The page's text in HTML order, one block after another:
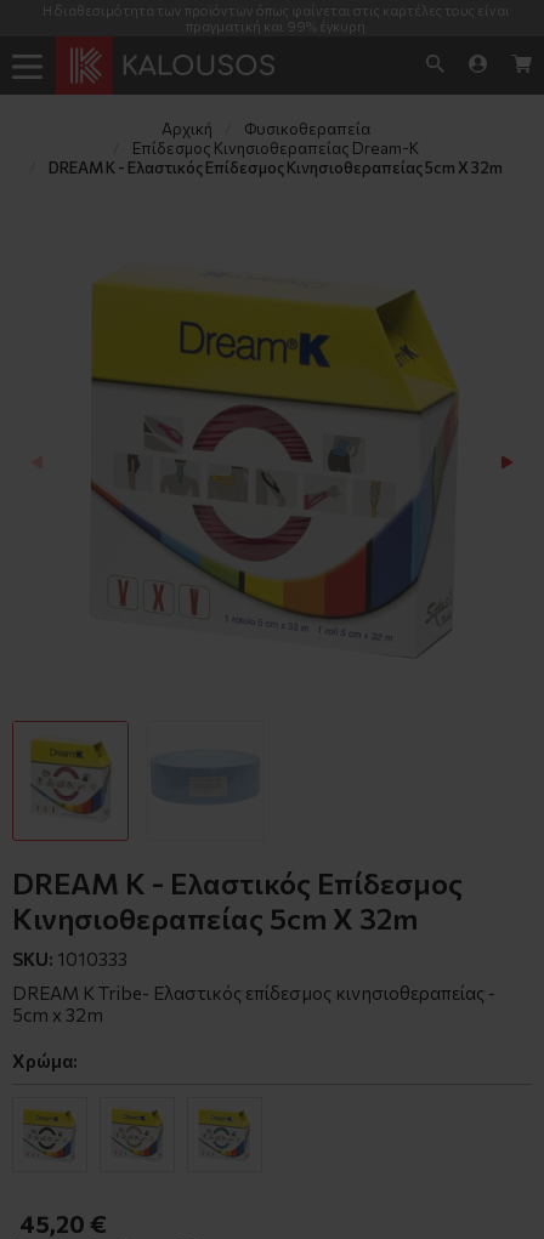
Η διαθεσιμότητα των προϊόντων όπως φαίνεται στις καρτέλες τους είναι
πραγματική και 99% έγκυρη
Αρχική
Φυσικοθεραπεία
Επίδεσμος Κινησιοθεραπείας Dream-K
DREAM K - Ελαστικός Επίδεσμος Κινησιοθεραπείας 5cm X 32m
DREAM K - Ελαστικός Επίδεσμος
Κινησιοθεραπείας 5cm X 32m
SKU: 1010333
DREAM K Tribe- Ελαστικός επίδεσμος κινησιοθεραπείας -
5cm x 32m
Χρώμα:
45,20 €